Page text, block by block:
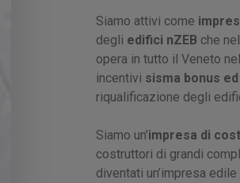
Siamo attivi come
degli edifici nZEB che
opera in tutto il Veneto
incentivi sisma bonus
riqualificazione degli
Siamo un’impresa di
costruttori di grandi
diventati un’impresa